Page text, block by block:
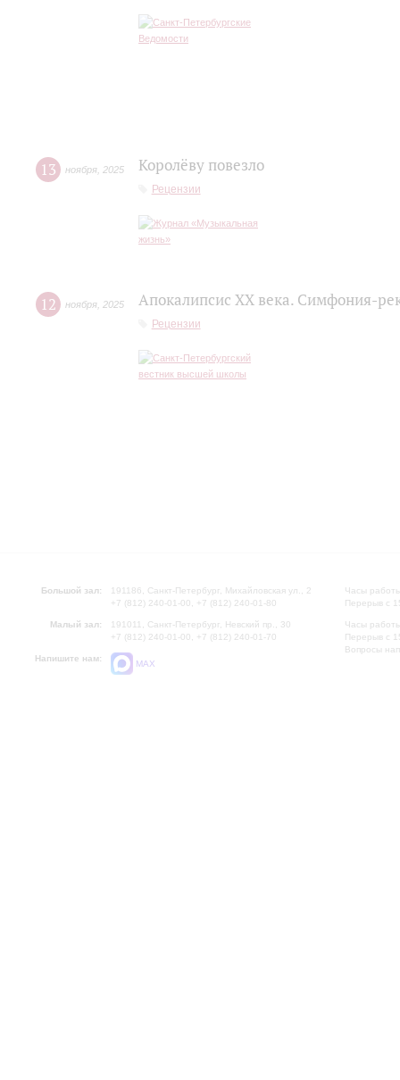
13 ноября 2025 Королёву повезло
Рецензии
12 ноября 2025 Апокалипсис XX века. Симфония-
Рецензии
Большой зал:
191186, Санкт-Петербург, Михайловская ул., 2
+7 (812) 240-01-00, +7 (812) 240-01-80
Малый зал:
191011, Санкт-Петербург, Невский пр., 30
+7 (812) 240-01-00, +7 (812) 240-01-70
Напишите нам:
MAX
Часы
Перерыв с
Часы
Перерыв с
Вопросы